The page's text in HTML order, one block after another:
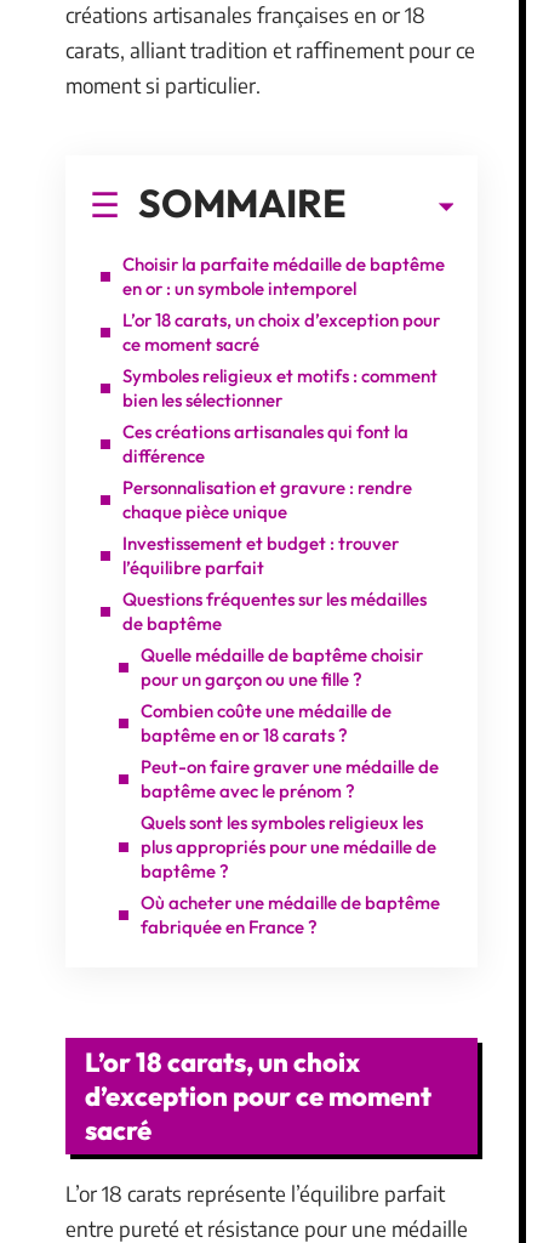
créations artisanales françaises en or 18
carats, alliant tradition et raffinement pour ce
moment si particulier.
SOMMAIRE
Choisir la parfaite médaille de baptême
en or : un symbole intemporel
L’or 18 carats, un choix d’exception pour
ce moment sacré
Symboles religieux et motifs : comment
bien les sélectionner
Ces créations artisanales qui font la
différence
Personnalisation et gravure : rendre
chaque pièce unique
Investissement et budget : trouver
l’équilibre parfait
Questions fréquentes sur les médailles
de baptême
Quelle médaille de baptême choisir
pour un garçon ou une fille ?
Combien coûte une médaille de
baptême en or 18 carats ?
Peut-on faire graver une médaille de
baptême avec le prénom ?
Quels sont les symboles religieux les
plus appropriés pour une médaille de
baptême ?
Où acheter une médaille de baptême
fabriquée en France ?
L’or 18 carats, un choix
d’exception pour ce moment
sacré
L’or 18 carats représente l’équilibre parfait
entre pureté et résistance pour une médaille